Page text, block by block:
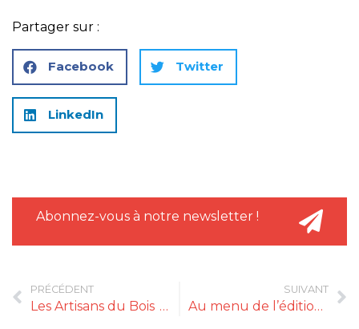
Partager sur :
Facebook Twitter
LinkedIn
Abonnez-vous à notre newsletter !
PRÉCÉDENT
Les Artisans du Bois – Agenceur et créateur d’espaces de vente en bois naturel massif
SUIVANT
Au menu de l’édition Gourmet Selection 2025